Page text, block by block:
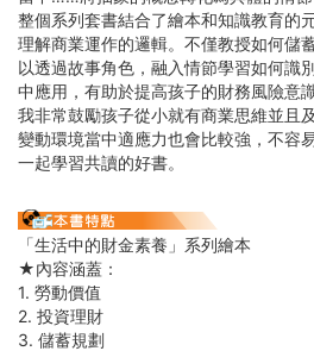
整個系列套書結合了繪本和知識教育的
理解商業運作的邏輯。不僅教授如何儲
以透過故事角色，融入情節學習如何識
中應用，有助於提高孩子的財務風險意
我非常鼓勵孩子從小就有商業思維並且
變動環境當中適應力也會比較強，不容
一起學習共讀的好書。
「生活中的財金素養」系列繪本
★內容涵蓋：
1. 勞動價值
2. 投資理財
3. 儲蓄規劃